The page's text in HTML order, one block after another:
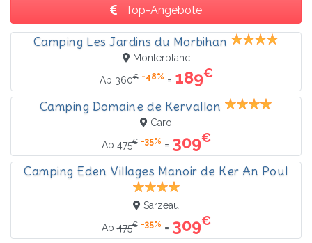
Top-Angebote
Camping Les Jardins du Morbihan
Monterblanc
Ab360€ -48% = 189€
Camping Domaine de Kervallon
Caro
Ab475€ -35% = 309€
Camping Eden Villages Manoir de Ker An Poul
Sarzeau
Ab475€ -35% = 309€